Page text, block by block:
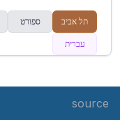
תל אביב ספורט
עברית
source